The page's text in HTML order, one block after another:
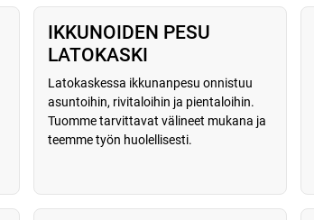
IKKUNOIDEN PESU
LATOKASKI
Latokaskessa ikkunanpesu onnistuu
asuntoihin, rivitaloihin ja pientaloihin.
Tuomme tarvittavat välineet mukana ja
teemme työn huolellisesti.